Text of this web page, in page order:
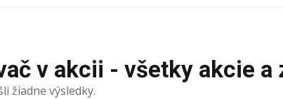
v akcii - všetky akcie a
žiadne výsledky.